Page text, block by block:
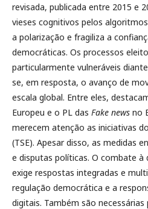
revisada, publicada entre 2015 e
vieses cognitivos pelos
a polarização e fragiliza a
democráticas. Os processos
particularmente vulneráveis
se, em resposta, o avanço de
escala global. Entre eles,
Europeu e o PL das Fake news no
merecem atenção as iniciativas
(TSE). Apesar disso, as medidas
e disputas políticas. O combate
exige respostas integradas e
regulação democrática e a
digitais. Também são